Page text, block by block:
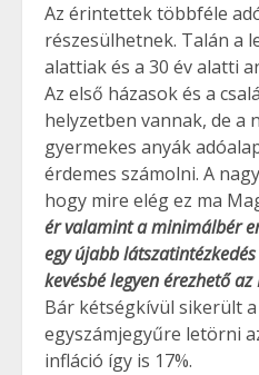
Az érintettek többféle
részesülhetnek. Talán a
alattiak és a 30 év alatti
Az első házasok és a
helyzetben vannak, de a
gyermekes anyák
érdemes számolni. A
hogy mire elég ez ma
ér valamint a minimálbér
egy újabb
kevésbé legyen érezhető
Bár kétségkívül sikerült
egyszámjegyűre letörni
infláció így is 17%.